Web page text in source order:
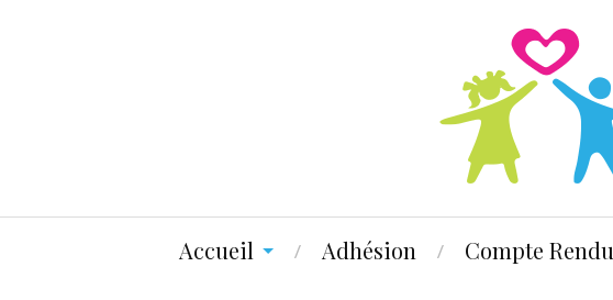
Accueil Adhésion Compte Rendu